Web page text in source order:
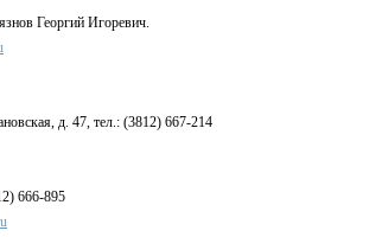
Георгий Игоревич.
д. 47, тел.: (3812) 667-214
666-895